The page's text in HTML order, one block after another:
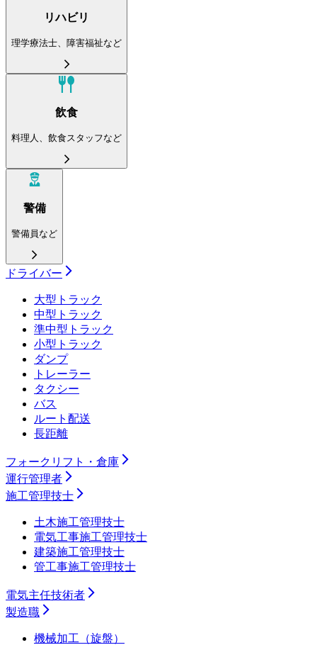
リハビリ
理学療法士、障害福祉など
飲食
料理人、飲食スタッフなど
警備
警備員など
ドライバー
大型トラック
中型トラック
準中型トラック
小型トラック
ダンプ
トレーラー
タクシー
バス
ルート配送
長距離
フォークリフト・倉庫
運行管理者
施工管理技士
土木施工管理技士
電気工事施工管理技士
建築施工管理技士
管工事施工管理技士
電気主任技術者
製造職
機械加工（旋盤）